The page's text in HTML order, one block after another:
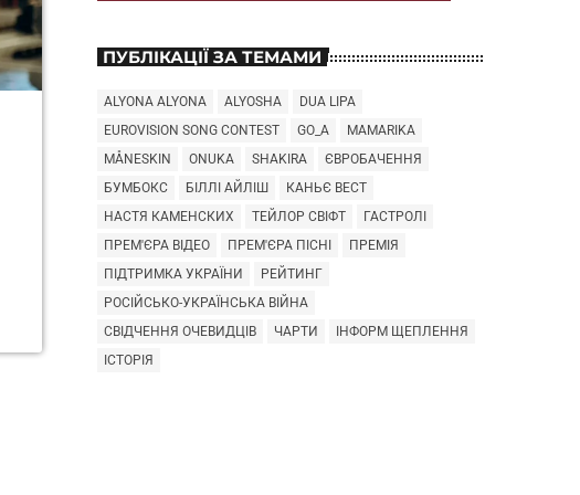
ПУБЛІКАЦІЇ ЗА ТЕМАМИ
ALYONA ALYONA ALYOSHA
DUA LIPA
EUROVISION SONG CONTEST
GO_A
MAMARIKA
MÅNESKIN
ONUKA SHAKIRA
ЄВРОБАЧЕННЯ
БУМБОКС
БІЛЛІ АЙЛІШ
КАНЬЄ ВЕСТ
НАСТЯ КАМЕНСКИХ
ТЕЙЛОР СВІФТ
ГАСТРОЛІ
ПРЕМ'ЄРА ВІДЕО
ПРЕМ'ЄРА ПІСНІ
ПРЕМІЯ
ПІДТРИМКА УКРАЇНИ
РЕЙТИНГ
РОСІЙСЬКО-УКРАЇНСЬКА ВІЙНА
СВІДЧЕННЯ ОЧЕВИДЦІВ
ЧАРТИ
ІНФОРМ ЩЕПЛЕННЯ
ІСТОРІЯ